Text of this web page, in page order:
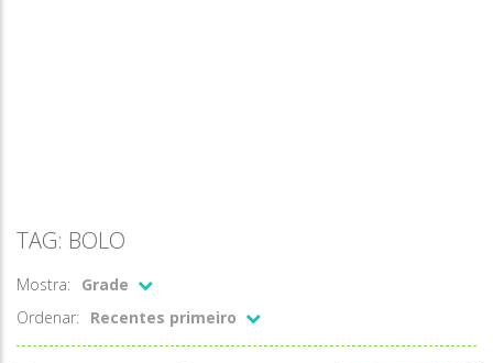
TAG: BOLO
Mostra:
Grade
Ordenar:
Recentes primeiro